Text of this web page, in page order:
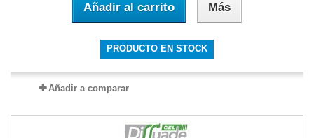
Añadir al carrito Más
PRODUCTO EN STOCK
Añadir a comparar